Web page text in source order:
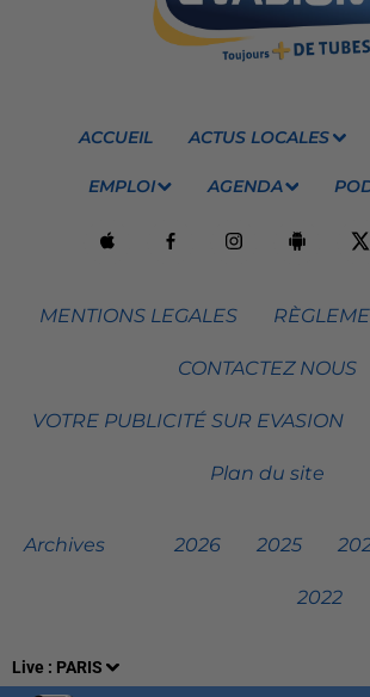
Live : PARIS
ACCUEIL ACTUS LOCALES
EMPLOI AGENDA
MENTIONS LEGALES
CONTACTEZ NOUS
VOTRE PUBLICITÉ SUR EVASION
Plan du site
Archives 2026 2025
2022